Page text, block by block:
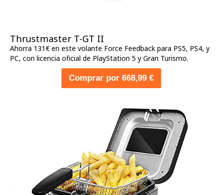
Thrustmaster T-GT II
Ahorra 131€ en este volante Force Feedback para PS5, PS4, y
PC, con licencia oficial de PlayStation 5 y Gran Turismo.
Comprar por 668,99 €